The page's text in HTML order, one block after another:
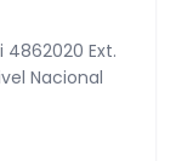
4862020 Ext.
Nacional